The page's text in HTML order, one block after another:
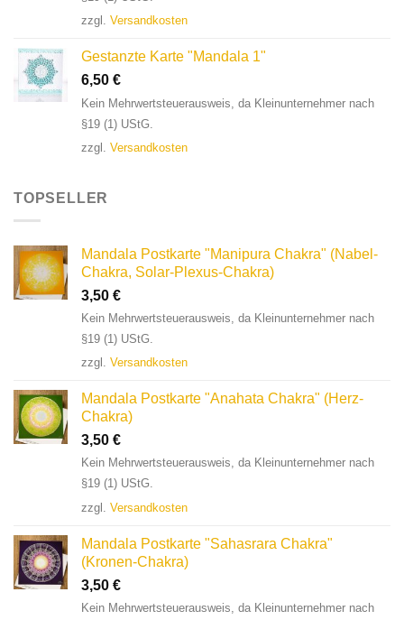
zzgl. Versandkosten
Gestanzte Karte "Mandala 1"
6,50 €
Kein Mehrwertsteuerausweis, da Kleinunternehmer nach
§19 (1) UStG.
zzgl. Versandkosten
TOPSELLER
Mandala Postkarte "Manipura Chakra" (Nabel-
Chakra, Solar-Plexus-Chakra)
3,50 €
Kein Mehrwertsteuerausweis, da Kleinunternehmer nach
§19 (1) UStG.
zzgl. Versandkosten
Mandala Postkarte "Anahata Chakra" (Herz-
Chakra)
3,50 €
Kein Mehrwertsteuerausweis, da Kleinunternehmer nach
§19 (1) UStG.
zzgl. Versandkosten
Mandala Postkarte "Sahasrara Chakra"
(Kronen-Chakra)
3,50 €
Kein Mehrwertsteuerausweis, da Kleinunternehmer nach